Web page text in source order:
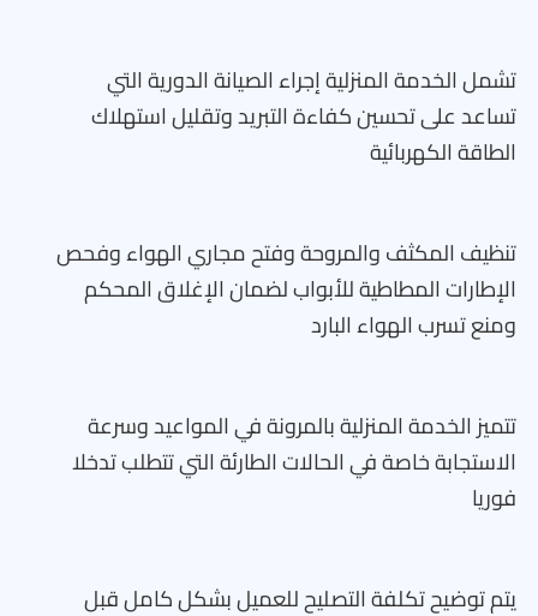
تشمل الخدمة المنزلية إجراء الصيانة الدورية التي
تساعد على تحسين كفاءة التبريد وتقليل استهلاك
الطاقة الكهربائية
تنظيف المكثف والمروحة وفتح مجاري الهواء وفحص
الإطارات المطاطية للأبواب لضمان الإغلاق المحكم
ومنع تسرب الهواء البارد
تتميز الخدمة المنزلية بالمرونة في المواعيد وسرعة
الاستجابة خاصة في الحالات الطارئة التي تتطلب تدخلا
فوريا
يتم توضيح تكلفة التصليح للعميل بشكل كامل قبل